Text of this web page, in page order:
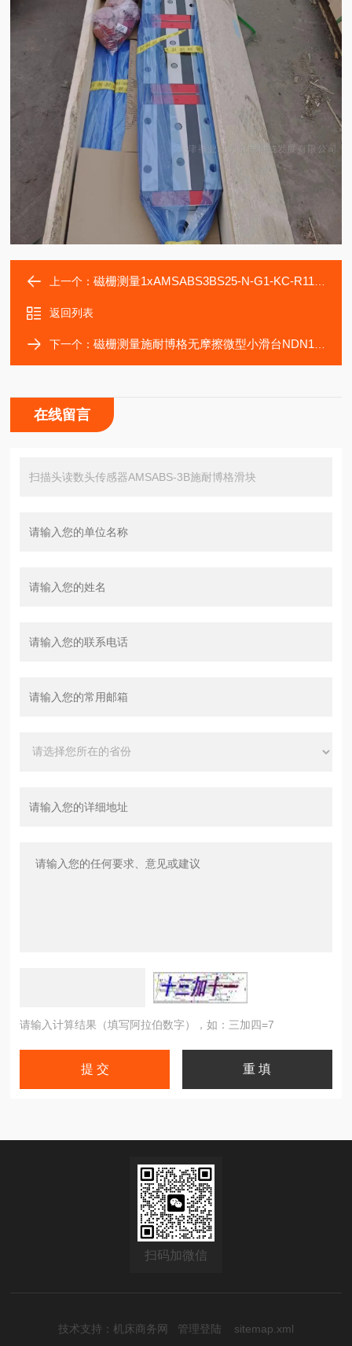
上一个：磁栅测量1xAMSABS3BS25-N-G1-KC-R11-1960-CN滑块
返回列表
下一个：磁栅测量施耐博格无摩擦微型小滑台NDN1-30.20滑块
在线留言
请输入计算结果（填写阿拉伯数字），如：三加四=7
扫码加微信
技术支持： 机床商务网 管理登陆 sitemap.xml